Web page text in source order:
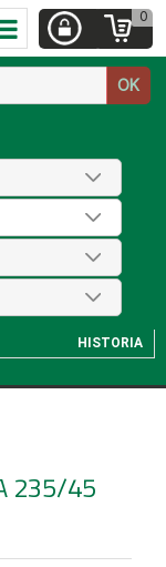
0
OK
HISTORIA
235/45